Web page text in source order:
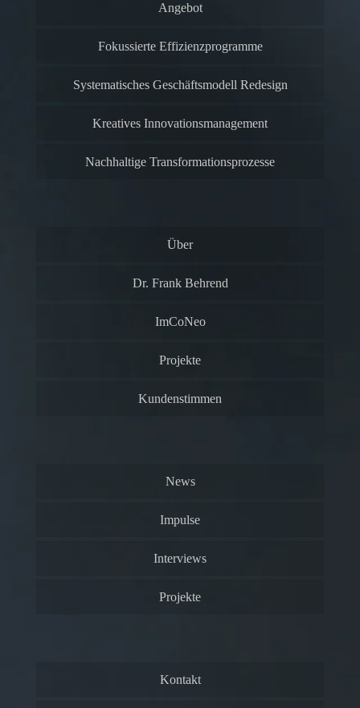
Angebot
Fokussierte Effizienzprogramme
Systematisches Geschäftsmodell Redesign
Kreatives Innovationsmanagement
Nachhaltige Transformationsprozesse
Über
Dr. Frank Behrend
ImCoNeo
Projekte
Kundenstimmen
News
Impulse
Interviews
Projekte
Kontakt